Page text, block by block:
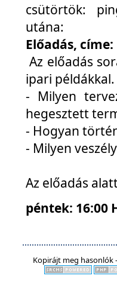
csütörtök:
utána:
Előadás,
Az előadás
ipari
- Milyen
hegesztett
- Hogyan
- Milyen
Az előadás
péntek: 16:00
Kopirájt meg hasonlók